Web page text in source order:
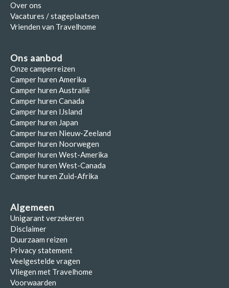
Over ons
Vacatures / stageplaatsen
Vrienden van Travelhome
Ons aanbod
Onze camperreizen
Camper huren Amerika
Camper huren Australië
Camper huren Canada
Camper huren IJsland
Camper huren Japan
Camper huren Nieuw-Zeeland
Camper huren Noorwegen
Camper huren West-Amerika
Camper huren West-Canada
Camper huren Zuid-Afrika
Algemeen
Unigarant verzekeren
Disclaimer
Duurzaam reizen
Privacy statement
Veelgestelde vragen
Vliegen met Travelhome
Voorwaarden